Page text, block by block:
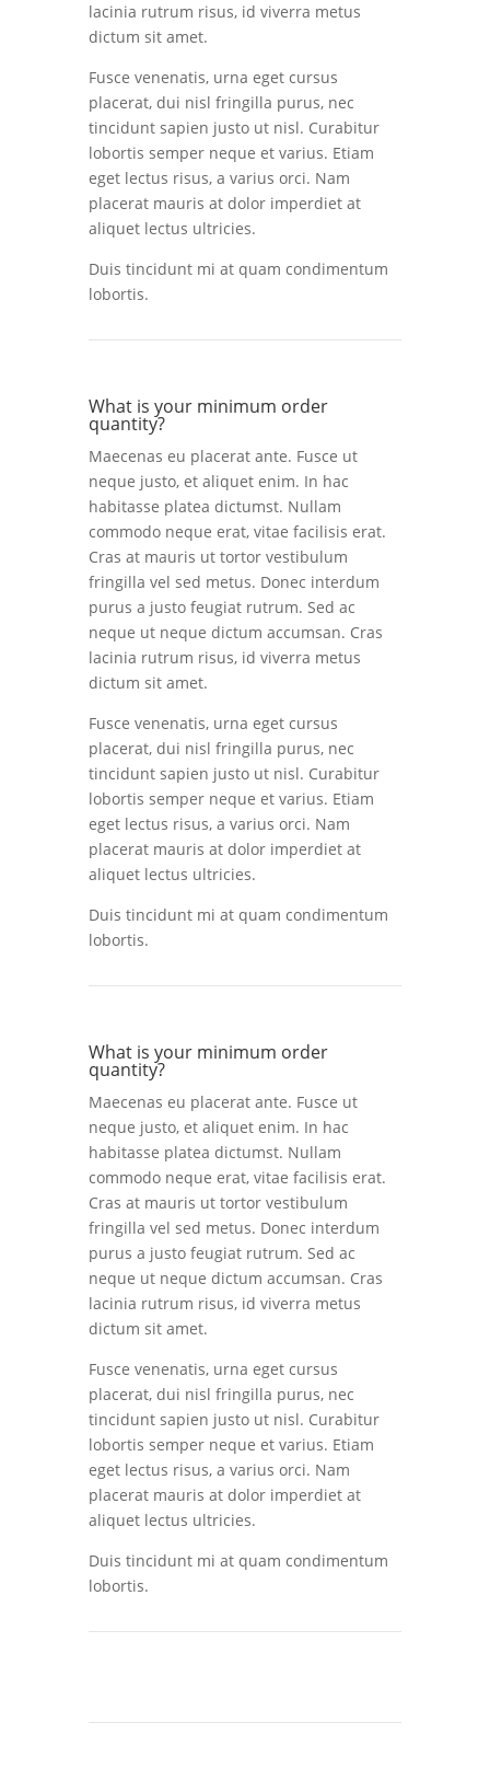
lacinia rutrum risus, id viverra metus
dictum sit amet.
Fusce venenatis, urna eget cursus
placerat, dui nisl fringilla purus, nec
tincidunt sapien justo ut nisl. Curabitur
lobortis semper neque et varius. Etiam
eget lectus risus, a varius orci. Nam
placerat mauris at dolor imperdiet at
aliquet lectus ultricies.
Duis tincidunt mi at quam condimentum
lobortis.
What is your minimum order
quantity?
Maecenas eu placerat ante. Fusce ut
neque justo, et aliquet enim. In hac
habitasse platea dictumst. Nullam
commodo neque erat, vitae facilisis erat.
Cras at mauris ut tortor vestibulum
fringilla vel sed metus. Donec interdum
purus a justo feugiat rutrum. Sed ac
neque ut neque dictum accumsan. Cras
lacinia rutrum risus, id viverra metus
dictum sit amet.
Fusce venenatis, urna eget cursus
placerat, dui nisl fringilla purus, nec
tincidunt sapien justo ut nisl. Curabitur
lobortis semper neque et varius. Etiam
eget lectus risus, a varius orci. Nam
placerat mauris at dolor imperdiet at
aliquet lectus ultricies.
Duis tincidunt mi at quam condimentum
lobortis.
What is your minimum order
quantity?
Maecenas eu placerat ante. Fusce ut
neque justo, et aliquet enim. In hac
habitasse platea dictumst. Nullam
commodo neque erat, vitae facilisis erat.
Cras at mauris ut tortor vestibulum
fringilla vel sed metus. Donec interdum
purus a justo feugiat rutrum. Sed ac
neque ut neque dictum accumsan. Cras
lacinia rutrum risus, id viverra metus
dictum sit amet.
Fusce venenatis, urna eget cursus
placerat, dui nisl fringilla purus, nec
tincidunt sapien justo ut nisl. Curabitur
lobortis semper neque et varius. Etiam
eget lectus risus, a varius orci. Nam
placerat mauris at dolor imperdiet at
aliquet lectus ultricies.
Duis tincidunt mi at quam condimentum
lobortis.